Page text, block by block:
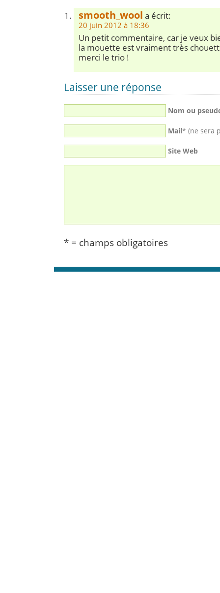
smooth_wool a écrit:
20 juin 2012 à 18:36
Un petit commentaire, car je veux
la mouette est vraiment très
merci le trio !
Laisser une réponse
Nom ou
Mail* (ne sera
Site Web
* = champs obligatoires